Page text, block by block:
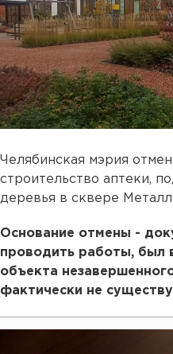
Челябинская мэрия
строительство аптеки,
деревья в сквере
Основание отмены -
проводить работы, был
объекта
фактически не